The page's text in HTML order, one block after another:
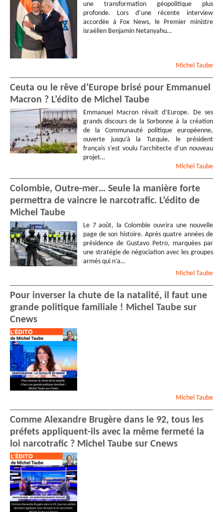
une transformation géopolitique plus
profonde. Lors d’une récente interview
accordée à Fox News, le Premier ministre
israélien Benjamin Netanyahu…
Michel Taube
Ceuta ou le rêve d’Europe brisé pour Emmanuel
Macron ? L’édito de Michel Taube
Emmanuel Macron rêvait d’Europe. De ses
grands discours de la Sorbonne à la création
de la Communauté politique européenne,
ouverte jusqu’à la Turquie, le président
français s’est voulu l’architecte d’un nouveau
projet…
Michel Taube
Colombie, Outre-mer… Seule la manière forte
permettra de vaincre le narcotrafic. L’édito de
Michel Taube
Le 7 août, la Colombie ouvrira une nouvelle
page de son histoire. Après quatre années de
présidence de Gustavo Petro, marquées par
une stratégie de négociation avec les groupes
armés qui n’a…
Michel Taube
Pour inverser la chute de la natalité, il faut une
grande politique familiale ! Michel Taube sur
Cnews
Michel Taube
Comme Alexandre Brugère dans le 92, tous les
préfets appliquent-ils avec la même fermeté la
loi narcotrafic ? Michel Taube sur Cnews